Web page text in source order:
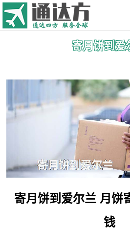
寄月饼到爱
寄月饼到爱尔兰 月饼
钱